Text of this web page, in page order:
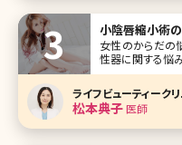
小陰唇縮小術の
女性のからだの
性器に関する悩み
たらみんなと違
に多いのです。
右差などは意外
なか人に聞けない
ライフビューティーク
松本典子医師